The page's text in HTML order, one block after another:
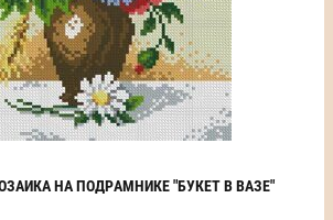
НА ПОДРАМНИКЕ "БУКЕТ В ВАЗЕ"